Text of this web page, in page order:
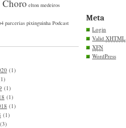
Choro elton medeiros
parcerias pixinguinha Podcast
(1)
(1)
(1)
(1)
(1)
(3)
Meta
Login
Valid XHTML
XFN
WordPress